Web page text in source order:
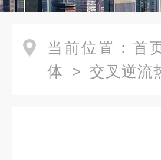
当前位置： 首
体 > 交叉逆流